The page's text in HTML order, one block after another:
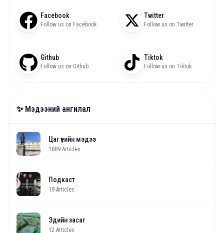
Facebook
Follow us on Facebook
Twitter
Follow us on Twitter
Github
Follow us on Github
Tiktok
Follow us on Tiktok
✨ Мэдээний ангилал
Цаг үеийн мэдээ
1889 Articles
Подкаст
19 Articles
Эдийн засаг
12 Articles